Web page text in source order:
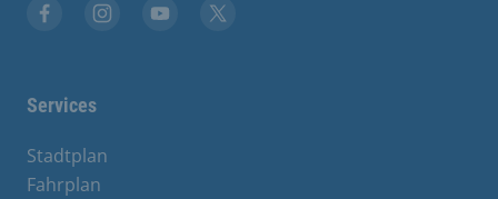
Services
Stadtplan
Fahrplan